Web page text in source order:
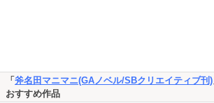
「 斧名田マニマニ(GAノベル/SBクリエイティブ刊)
おすすめ作品